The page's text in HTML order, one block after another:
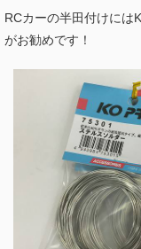
RCカーの半田付けには
がお勧めです！